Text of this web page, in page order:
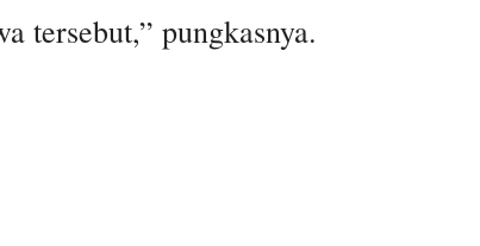
tersebut,” pungkasnya.